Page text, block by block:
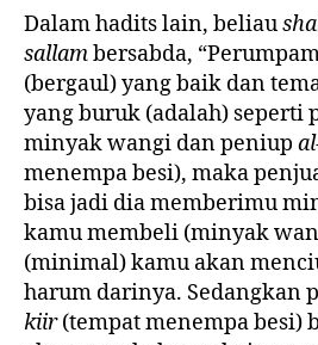
Dalam hadits lain, beliau
sallambersabda,
(bergaul) yang baik dan
yang buruk (adalah) seperti
minyak wangi dan peniup
menempa besi), maka
bisa jadi dia memberimu
kamu membeli (minyak
(minimal) kamu akan
harum darinya. Sedangkan
kiir(tempat menempa besi)